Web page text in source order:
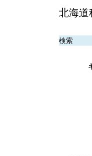
北海道
検索